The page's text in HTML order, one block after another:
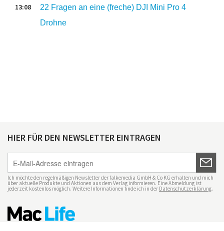
22 Fragen an eine (freche) DJI Mini Pro 4
Drohne
13:08
HIER FÜR DEN NEWSLETTER EINTRAGEN
Ich möchte den regelmäßigen Newsletter der falkemedia GmbH & Co KG erhalten und mich
über aktuelle Produkte und Aktionen aus dem Verlag informieren. Eine Abmeldung ist
jederzeit kostenlos möglich. Weitere Informationen finde ich in der Datenschutzerklärung.